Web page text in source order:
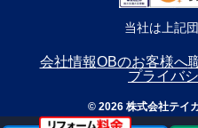
当社は上記
会社情報OBのお客様へ
プライバ
© 2026 株式会社テイ